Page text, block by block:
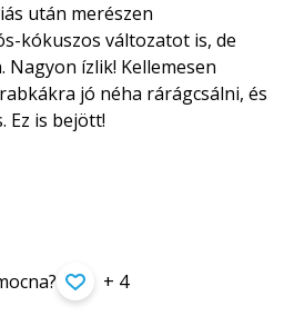
után merészen
kókuszos változatot is, de
Nagyon ízlik! Kellemesen
jó néha rárágcsálni, és
Ez is bejött!
+ 4